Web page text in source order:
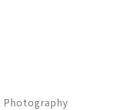
Photography